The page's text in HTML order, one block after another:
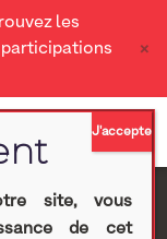
les
×
site, vous
de cet